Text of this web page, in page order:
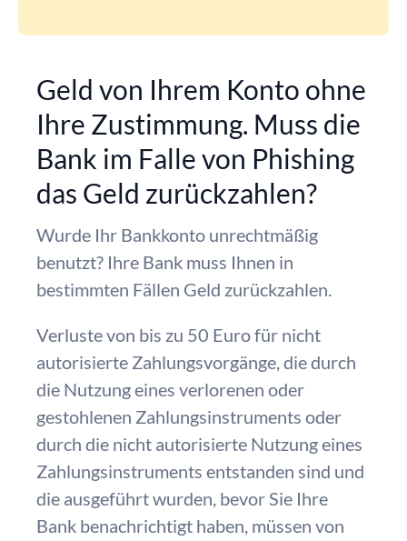
Geld von Ihrem Konto ohne
Ihre Zustimmung. Muss die
Bank im Falle von Phishing
das Geld zurückzahlen?
Wurde Ihr Bankkonto unrechtmäßig
benutzt? Ihre Bank muss Ihnen in
bestimmten Fällen Geld zurückzahlen.
Verluste von bis zu 50 Euro für nicht
autorisierte Zahlungsvorgänge, die durch
die Nutzung eines verlorenen oder
gestohlenen Zahlungsinstruments oder
durch die nicht autorisierte Nutzung eines
Zahlungsinstruments entstanden sind und
die ausgeführt wurden, bevorSie Ihre
Bank benachrichtigt haben, müssen von